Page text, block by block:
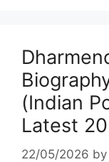
(Indian
Latest
22/05/2026 by